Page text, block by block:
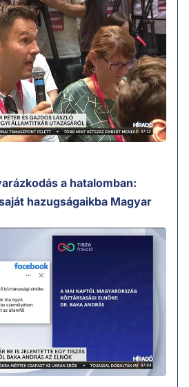
a hatalomban:
hazugságaikba Magyar